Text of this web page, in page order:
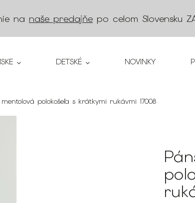
na naše predajňe po celom Slovensku
DETSKÉ NOVINKY
polokošeľa s krátkymi rukávmi 17008